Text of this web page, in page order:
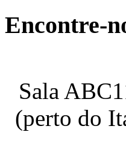
Encontre-
Sala
(perto do